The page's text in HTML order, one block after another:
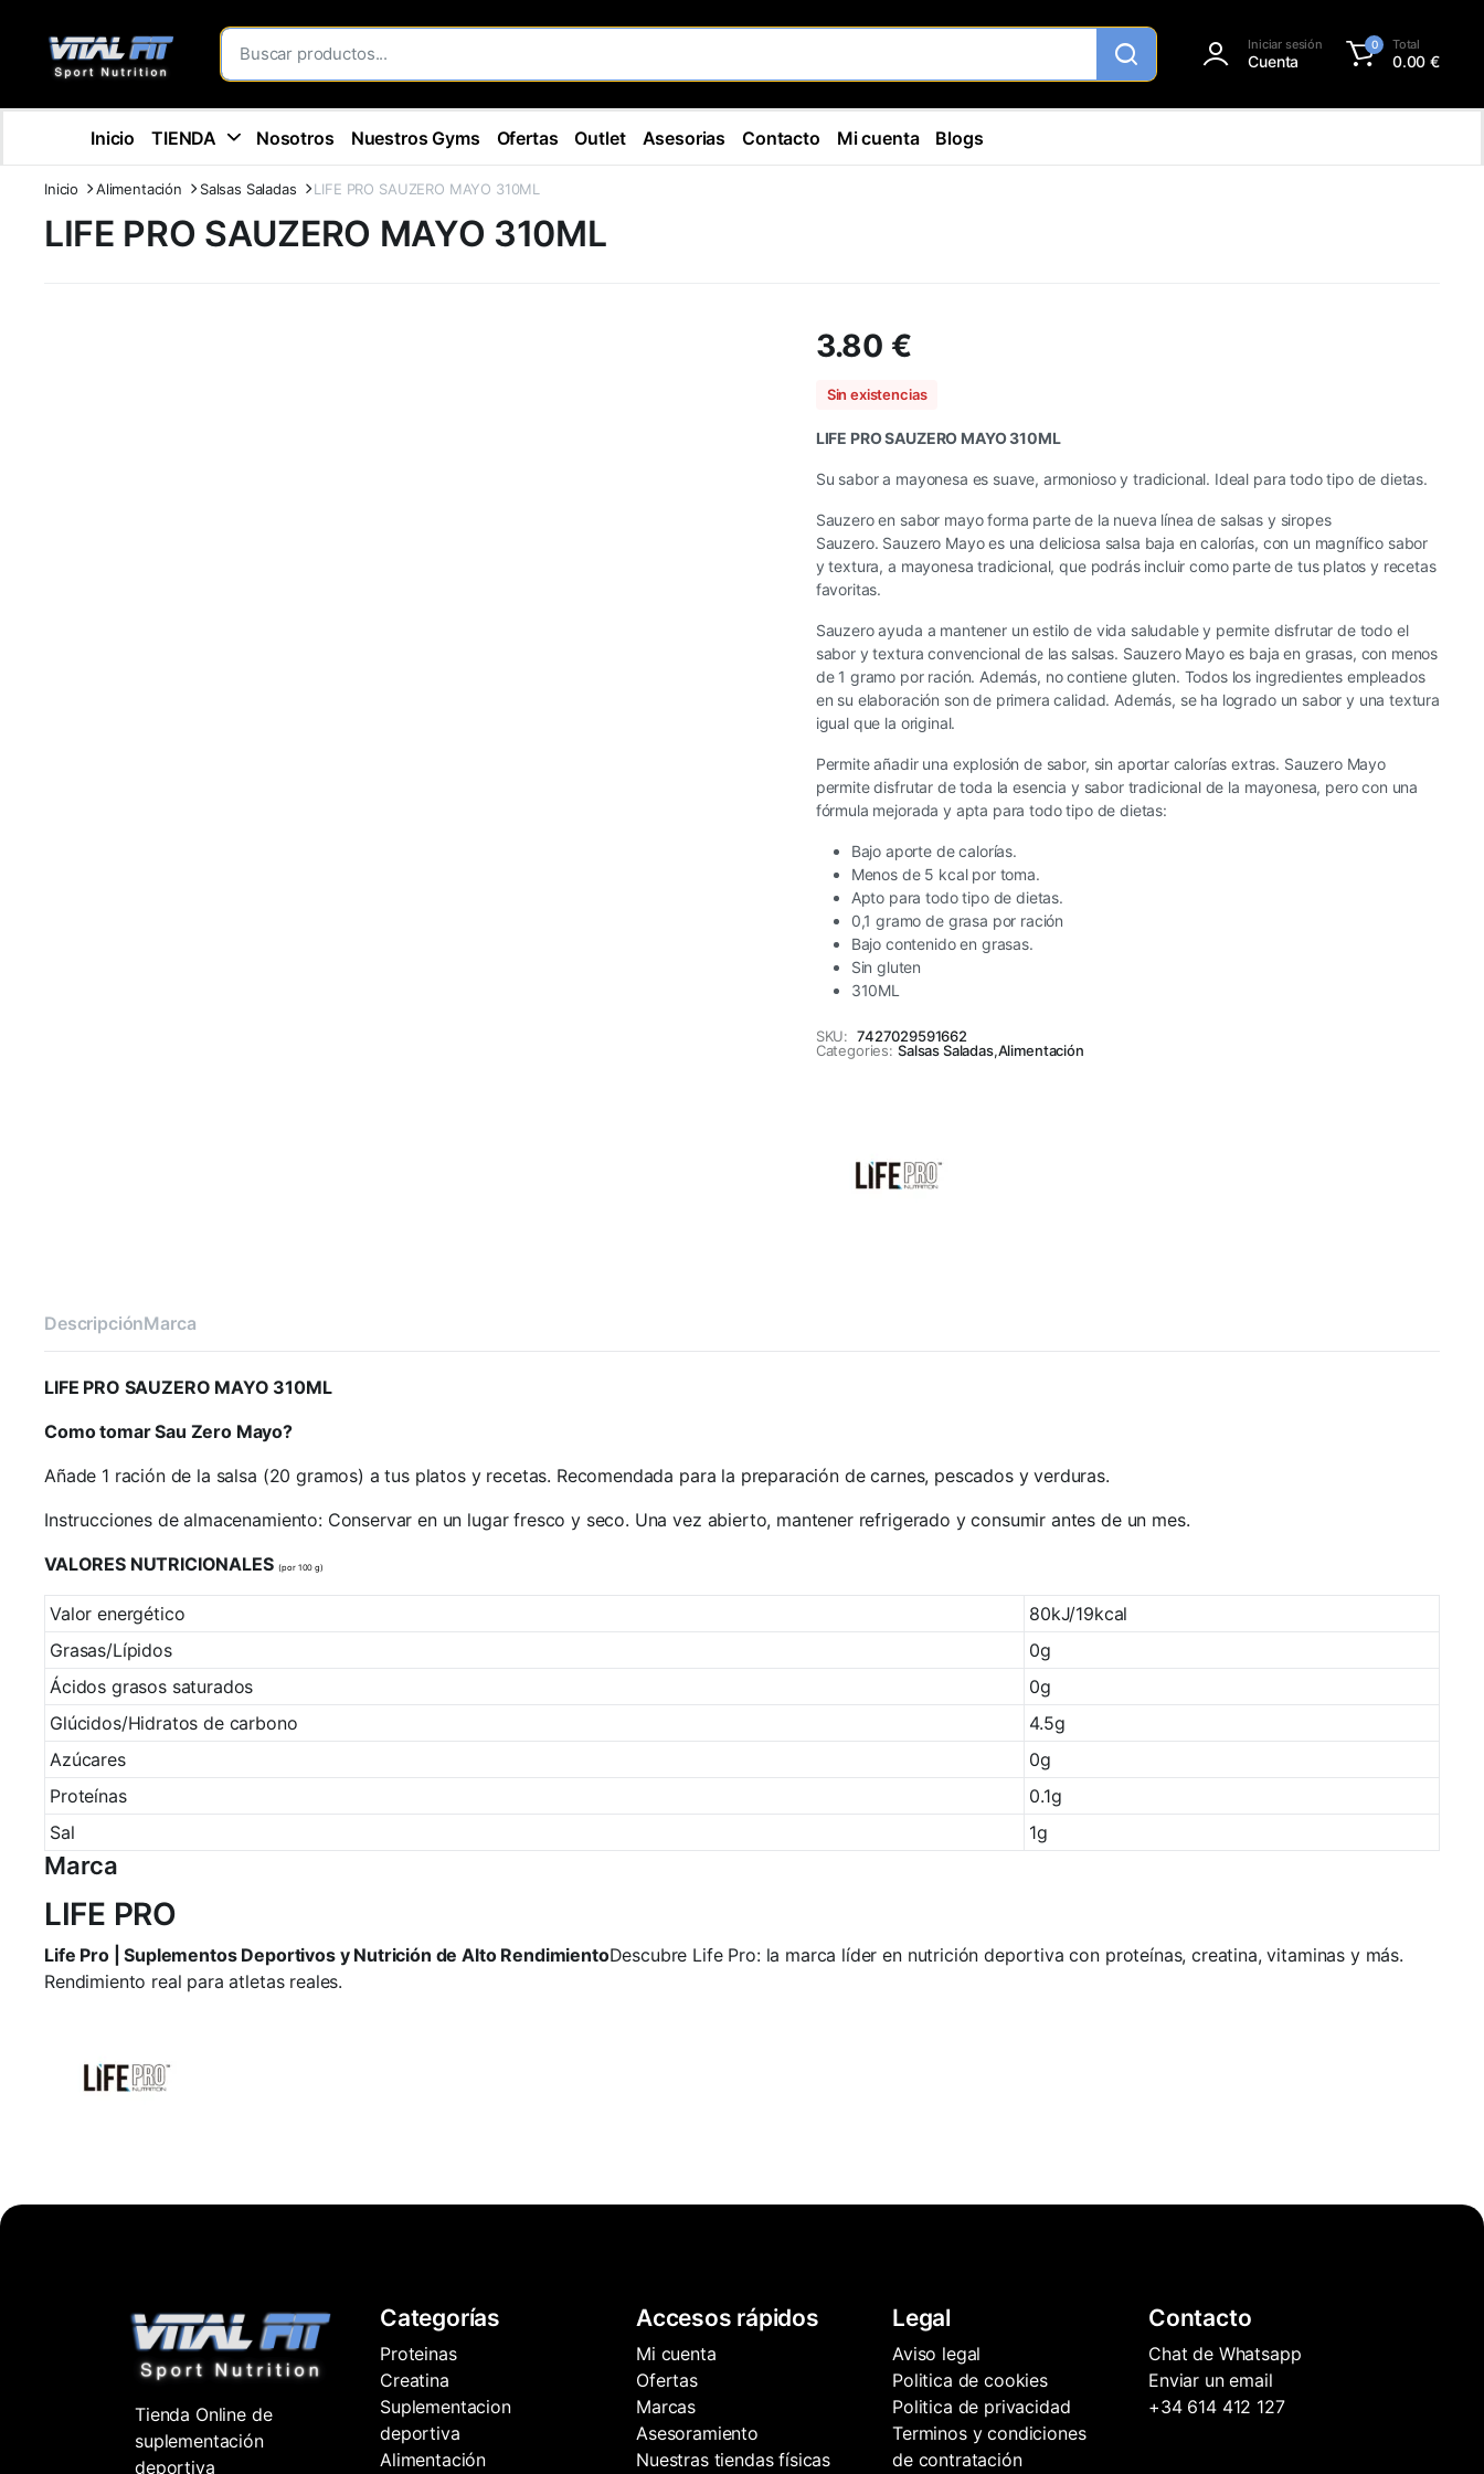
Iniciar sesión
Cuenta
0 Total
0.00€
Inicio TIENDA Nosotros Nuestros Gyms Ofertas Outlet Asesorias Contacto Mi cuenta Blogs
Inicio Alimentación Salsas Saladas LIFE PRO SAUZERO MAYO 310ML
LIFE PRO SAUZERO MAYO 310ML
3.80 €
Sin existencias
LIFE PRO SAUZERO MAYO 310ML
Su sabor a mayonesa es suave, armonioso y tradicional. Ideal para todo tipo de dietas.
Sauzero en sabor mayo forma parte de la nueva línea de salsas y siropes
Sauzero. Sauzero Mayo es una deliciosa salsa baja en calorías, con un magnífico sabor
y textura, a mayonesa tradicional, que podrás incluir como parte de tus platos y recetas
favoritas.
Sauzero ayuda a mantener un estilo de vida saludable y permite disfrutar de todo el
sabor y textura convencional de las salsas. Sauzero Mayo es baja en grasas, con menos
de 1 gramo por ración. Además, no contiene gluten. Todos los ingredientes empleados
en su elaboración son de primera calidad. Además, se ha logrado un sabor y una textura
igual que la original.
Permite añadir una explosión de sabor, sin aportar calorías extras. Sauzero Mayo
permite disfrutar de toda la esencia y sabor tradicional de la mayonesa, pero con una
fórmula mejorada y apta para todo tipo de dietas:
Bajo aporte de calorías.
Menos de 5 kcal por toma.
Apto para todo tipo de dietas.
0,1 gramo de grasa por ración
Bajo contenido en grasas.
Sin gluten
310ML
SKU: 7427029591662
Categories: Salsas Saladas,Alimentación
DescripciónMarca
LIFE PRO SAUZERO MAYO 310ML
Como tomar Sau Zero Mayo?
Añade 1 ración de la salsa (20 gramos) a tus platos y recetas. Recomendada para la preparación de carnes, pescados y verduras.
Instrucciones de almacenamiento: Conservar en un lugar fresco y seco. Una vez abierto, mantener refrigerado y consumir antes de un mes.
VALORES NUTRICIONALES (por 100 g)
Valor energético
80kJ/19kcal
Grasas/Lípidos
0g
Ácidos grasos saturados
0g
Glúcidos/Hidratos de carbono
4.5g
Azúcares
0g
Proteínas
0.1g
Sal
1g
Marca
LIFE PRO
Life Pro | Suplementos Deportivos y Nutrición de Alto RendimientoDescubre Life Pro: la marca líder en nutrición deportiva con proteínas, creatina, vitaminas y más.
Rendimiento real para atletas reales.
Tienda Online de
suplementación
deportiva
Categorías
Proteinas
Creatina
Suplementacion
deportiva
Alimentación
Accesos rápidos
Mi cuenta
Ofertas
Marcas
Asesoramiento
Nuestras tiendas físicas
Legal
Aviso legal
Politica de cookies
Politica de privacidad
Terminos y condiciones
de contratación
Contacto
Chat de Whatsapp
Enviar un email
+34 614 412 127